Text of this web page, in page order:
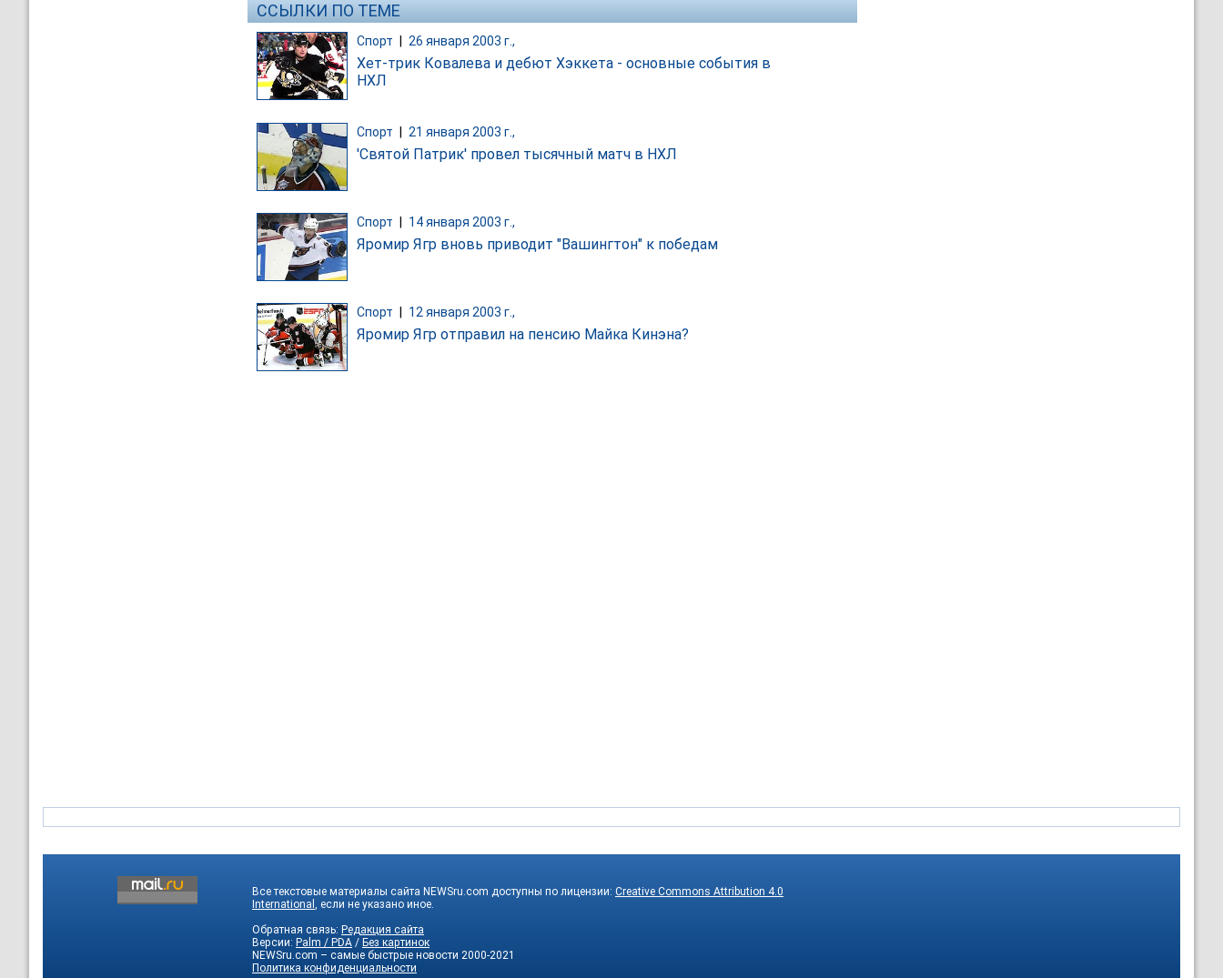
ССЫЛКИ ПО ТЕМЕ
Спорт 26 января 2003 г.,
Хет-трик Ковалева и дебют Хэккета - основные события в
НХЛ
Спорт 21 января 2003 г.,
'Святой Патрик' провел тысячный матч в НХЛ
Спорт 14 января 2003 г.,
Яромир Ягр вновь приводит "Вашингтон" к победам
Спорт 12 января 2003 г.,
Яромир Ягр отправил на пенсию Майка Кинэна?
Все текстовые материалы сайта NEWSru.com доступны по лицензии: Creative Commons Attribution 4.0
International , если не указано иное.
Обратная связь: Редакция сайта
Версии: Palm / PDA / Без картинок
NEWSru.com – самые быстрые новости 2000-2021
Политика конфиденциальности